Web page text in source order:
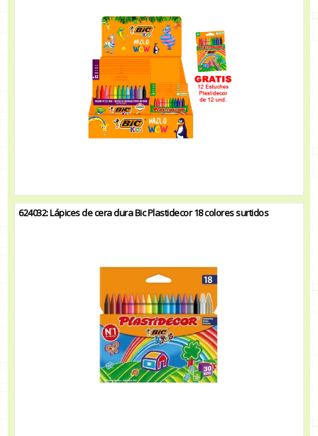
624032: Lápices de cera dura Bic Plastidecor 18 colores surtidos